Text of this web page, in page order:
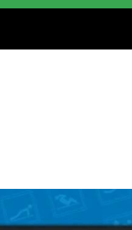
для слабовидящих